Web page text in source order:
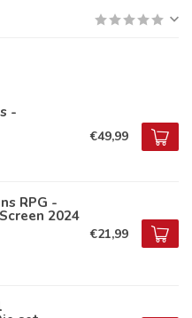
-
€49,99
RPG -
2024
€21,99